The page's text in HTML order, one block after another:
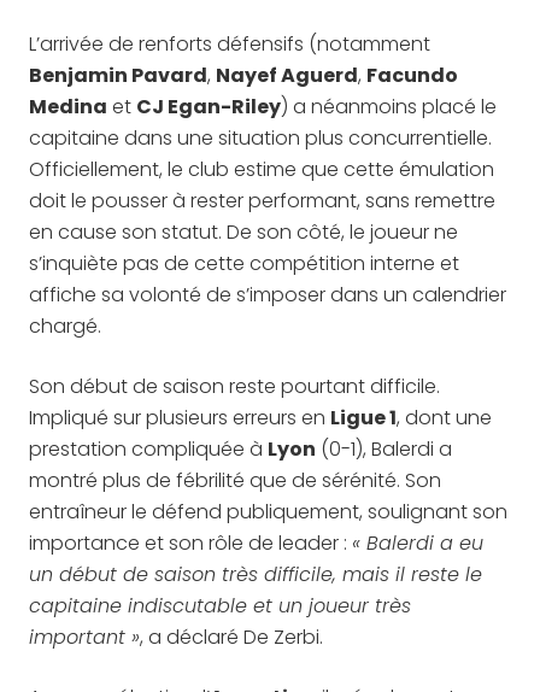
L’arrivée de renforts défensifs (notamment
Benjamin Pavard, Nayef Aguerd, Facundo
Medina et CJ Egan-Riley) a néanmoins placé le
capitaine dans une situation plus concurrentielle.
Officiellement, le club estime que cette émulation
doit le pousser à rester performant, sans remettre
en cause son statut. De son côté, le joueur ne
s’inquiète pas de cette compétition interne et
affiche sa volonté de s’imposer dans un calendrier
chargé.
Son début de saison reste pourtant difficile.
Impliqué sur plusieurs erreurs en Ligue 1, dont une
prestation compliquée à Lyon (0-1), Balerdi a
montré plus de fébrilité que de sérénité. Son
entraîneur le défend publiquement, soulignant son
importance et son rôle de leader : « Balerdi a eu
un début de saison très difficile, mais il reste le
capitaine indiscutable et un joueur très
important », a déclaré De Zerbi.